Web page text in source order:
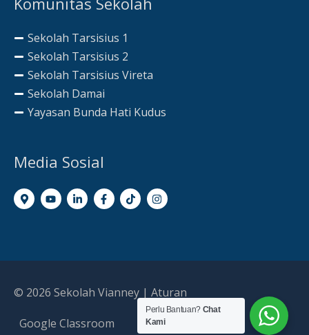
Sekolah Tarsisius 1
Sekolah Tarsisius 2
Sekolah Tarsisius Vireta
Sekolah Damai
Yayasan Bunda Hati Kudus
Media Sosial
© 2026 Sekolah Vianney | Aturan
Google Classroom
Perlu Bantuan? Chat
Kami